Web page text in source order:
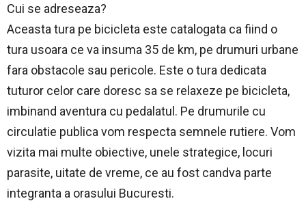
Cui se adreseaza?
Aceasta tura pe bicicleta este catalogata ca fiind o
tura usoara ce va insuma 35 de km, pe drumuri urbane
fara obstacole sau pericole. Este o tura dedicata
tuturor celor care doresc sa se relaxeze pe bicicleta,
imbinand aventura cu pedalatul. Pe drumurile cu
circulatie publica vom respecta semnele rutiere. Vom
vizita mai multe obiective, unele strategice, locuri
parasite, uitate de vreme, ce au fost candva parte
integranta a orasului Bucuresti.